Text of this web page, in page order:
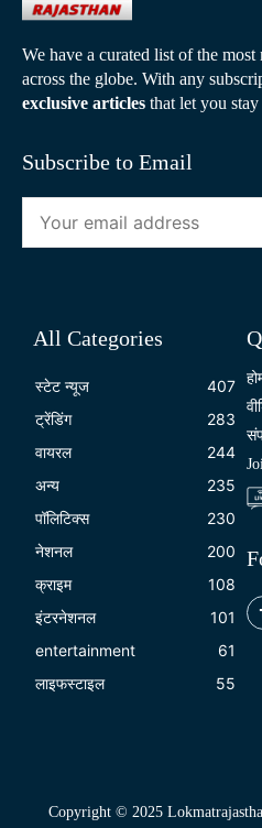
We have a curated list of the
across the globe. With any
exclusive articles that let you
Subscribe to Email
All Categories
स्टेट न्यूज
407
ट्रेंडिंग
283
वायरल
244
अन्य
235
पॉलिटिक्स
230
नेशनल
200
क्राइम
108
इंटरनेशनल
101
entertainment
61
लाइफस्टाइल
55
Copyright © 2025